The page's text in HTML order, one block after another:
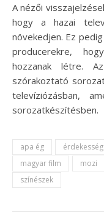
A nézői
hogy a hazai
növekedjen. Ez
producerekre,
hozzanak létre.
szórakoztató
televíziózásban,
sorozatkészítésben.
apa ég
magyar film
mozi
színészek